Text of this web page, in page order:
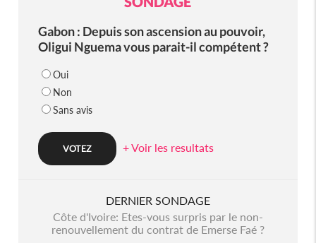
Gabon : Depuis son ascension au pouvoir,
Oligui Nguema vous parait-il compétent ?
Oui
Non
Sans avis
+ Voir les resultats
DERNIER SONDAGE
Côte d'Ivoire: Etes-vous surpris par le non-
renouvellement du contrat de Emerse Faé ?